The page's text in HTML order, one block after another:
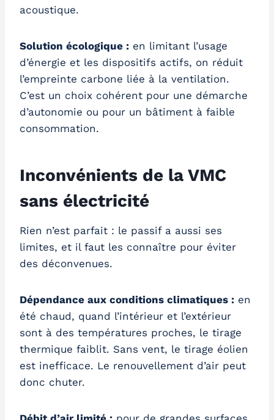
acoustique.
Solution écologique : en limitant l’usage
d’énergie et les dispositifs actifs, on réduit
l’empreinte carbone liée à la ventilation.
C’est un choix cohérent pour une démarche
d’autonomie ou pour un bâtiment à faible
consommation.
Inconvénients de la VMC
sans électricité
Rien n’est parfait : le passif a aussi ses
limites, et il faut les connaître pour éviter
des déconvenues.
Dépendance aux conditions climatiques : en
été chaud, quand l’intérieur et l’extérieur
sont à des températures proches, le tirage
thermique faiblit. Sans vent, le tirage éolien
est inefficace. Le renouvellement d’air peut
donc chuter.